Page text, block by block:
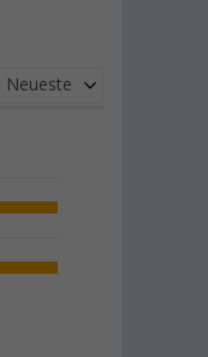
Neueste